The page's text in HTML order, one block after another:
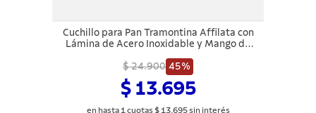
Cuchillo para Pan Tramontina Affilata con
Lámina de Acero Inoxidable y Mango de
$ 24.900 45%
$ 13.695
en hasta 1 cuotas $ 13.695sin interés